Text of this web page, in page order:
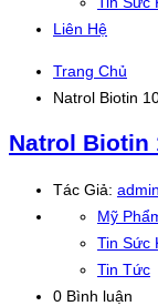
Liên Hệ
Trang Chủ
Natrol Biotin
Natrol Biotin
Tác Giả: admin
Mỹ
Tin Sức
Tin Tức
0 Bình luận